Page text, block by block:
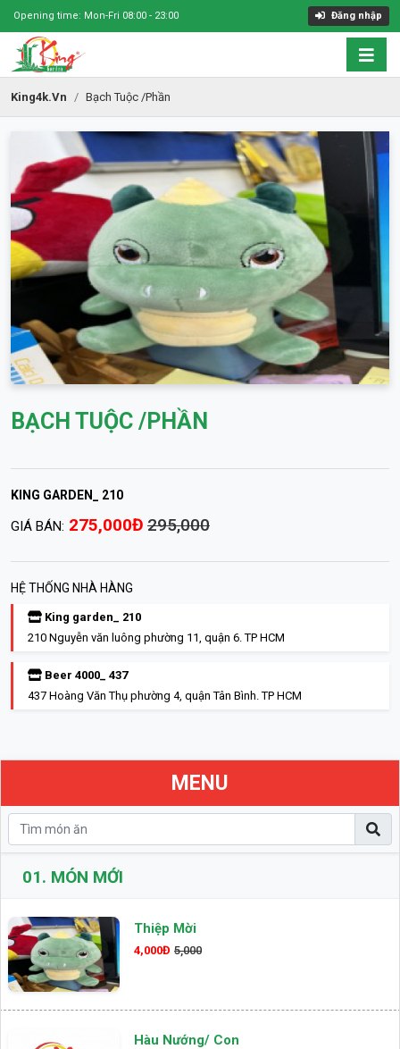
Opening time: Mon-Fri 08:00 - 23:00 Đăng nhập
King4k.vn Bạch Tuộc /phần
BẠCH TUỘC /PHẦN
KING GARDEN_ 210
GIÁ BÁN: 275,000Đ 295,000
HỆ THỐNG NHÀ HÀNG
King garden_ 210
210 Nguyễn văn luông phường 11, quận 6. TP HCM
Beer 4000_ 437
437 Hoàng Văn Thụ phường 4, quận Tân Bình. TP HCM
MENU
01. MÓN MỚI
Thiệp Mời
4,000Đ 5,000
Hàu Nướng/ Con